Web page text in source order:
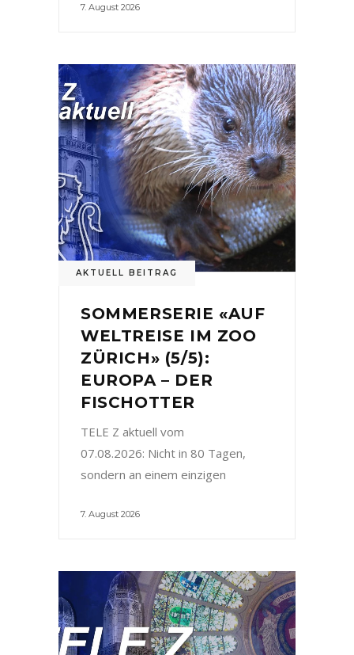
7. August 2026
AKTUELL BEITRAG
SOMMERSERIE «AUF
WELTREISE IM ZOO
ZÜRICH» (5/5):
EUROPA – DER
FISCHOTTER
TELE Z aktuell vom
07.08.2026: Nicht in 80 Tagen,
sondern an einem einzigen
7. August 2026